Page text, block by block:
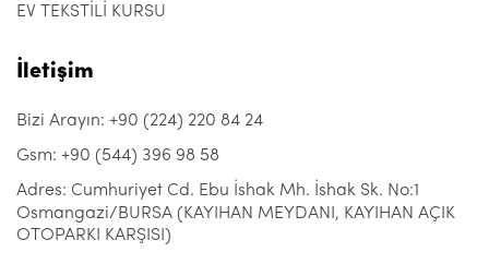
EV TEKSTİLİ KURSU
İletişim
Bizi Arayın: +90 (224) 220 84 24
Gsm: +90 (544) 396 98 58
Adres: Cumhuriyet Cd. Ebu İshak Mh. İshak Sk. No:1
Osmangazi/BURSA (KAYIHAN MEYDANI, KAYIHAN AÇIK
OTOPARKI KARŞISI)